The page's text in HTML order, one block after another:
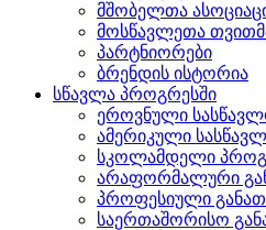
მშობელთა
მოსწავლეთა
პარტნიორები
ბრენდის ისტორია
სწავლა პროგრესში
ეროვნული
ამერიკული
სკოლამდელი
არაფორმალური
პროფესიული
საერთაშორისო